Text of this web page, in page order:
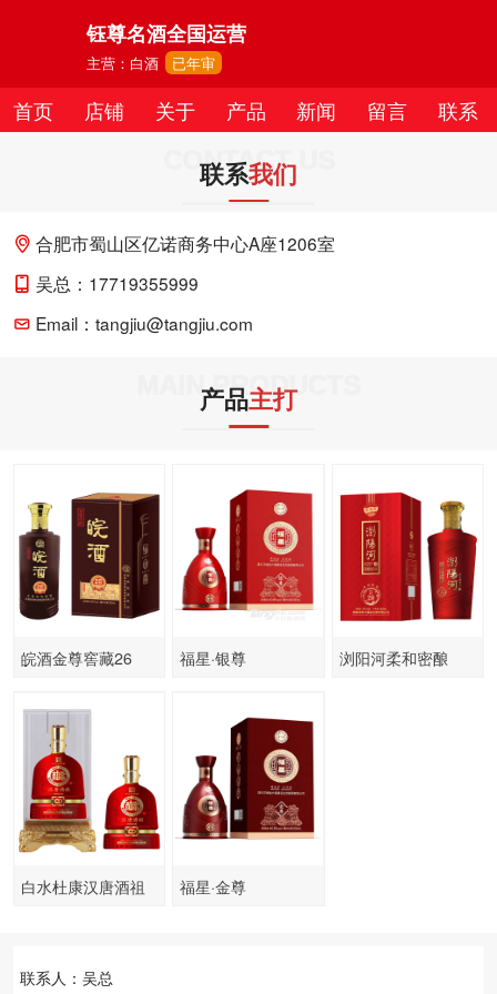
钰尊名酒全国运营
主营：白酒 已年审
首页 店铺 关于 产品 新闻 留言 联系
CONTACT US
联系我们
合肥市蜀山区亿诺商务中心A座1206室
吴总：17719355999
Email：tangjiu@tangjiu.com
MAIN PRODUCTS
产品主打
皖酒金尊窖藏26 福星·银尊
浏阳河柔和密酿
白水杜康汉唐酒祖
福星·金尊
联系人：吴总